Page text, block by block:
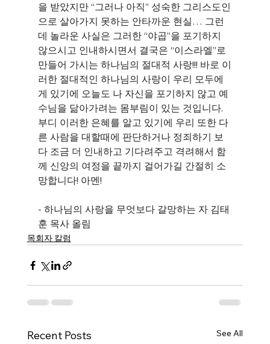
을 받았지만 “그러나 아직” 성숙한 그리스도인
으로 살아가지 못하는 안타까운 현실… 그런
데 놀라운 사실은 그러한 “야곱”을 포기하지
않으시고 인내하시면서 결국은 “이스라엘”로
만들어 가시는 하나님의 절대적 사랑!!! 바로 이
러한 절대적인 하나님의 사랑이 우리 모두에
게 있기에 오늘도 나 자신을 포기하지 않고 예
수님을 닮아가려는 몸부림이 있는 것입니다.
부디 이러한 은혜를 알고 있기에 우리 또한 다
른 사람을 대할때에 판단하거나 정죄하기 보
다 조금 더 인내하고 기다려주고 격려해서 함
께 신앙의 여정을 끝까지 걸어가길 간절히 소
망합니다! 아멘!
- 하나님의 사랑을 무엇보다 갈망하는 자 김태
훈 목사 올림
목회자 칼럼
Recent Posts See All